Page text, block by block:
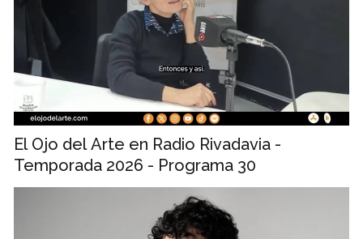
El Ojo del Arte en Radio Rivadavia -
Temporada 2026 - Programa 30